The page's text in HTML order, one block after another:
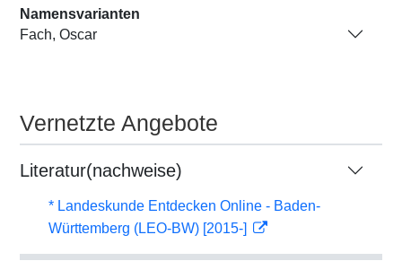
Namensvarianten
Fach, Oscar
Vernetzte Angebote
Literatur(nachweise)
* Landeskunde Entdecken Online - Baden-
Württemberg (LEO-BW) [2015-]